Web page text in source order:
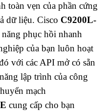
toàn vẹn của phần cứng
dữ liệu. Cisco C9200L-
phục hồi nhanh
của bạn luôn hoạt
với các API mở có sẵn
lập trình của công
mạch
cung cấp cho bạn